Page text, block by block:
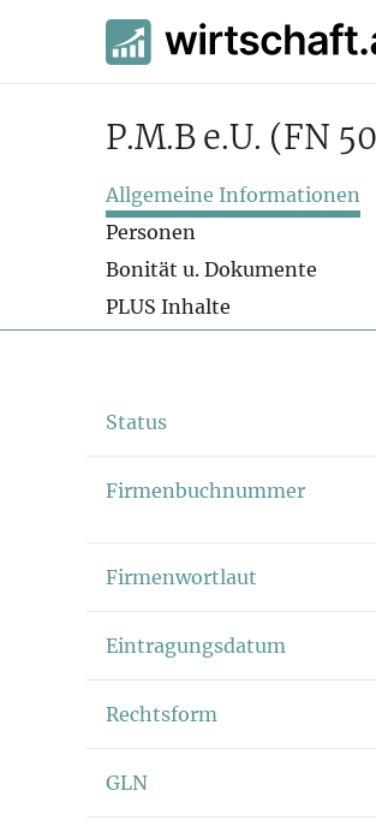
P.M.B e.U. (FN
Allgemeine Informationen
Personen
Bonität u. Dokumente
PLUS Inhalte
Status
Firmenbuchnummer
Firmenwortlaut
Eintragungsdatum
Rechtsform
GLN